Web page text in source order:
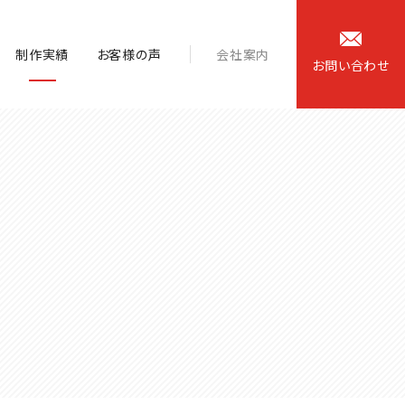
制作実績 お客様の声 会社案内
お問い合わせ